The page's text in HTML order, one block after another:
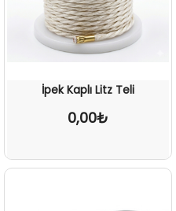
İpek Kaplı Litz Teli
0,00₺